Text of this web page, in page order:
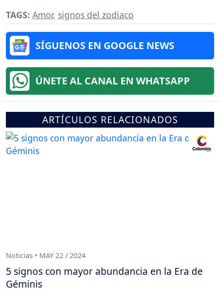
TAGS: Amor, signos del zodiaco
SÍGUENOS EN GOOGLE NEWS
ÚNETE AL CANAL EN WHATSAPP
ARTÍCULOS RELACIONADOS
Noticias • MAY 22 / 2024
5 signos con mayor abundancia en la Era de
Géminis